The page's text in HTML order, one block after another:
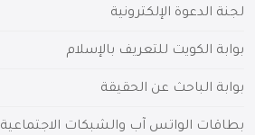
لجنة الدعوة الإلكترونية
بوابة الكويت للتعريف بالإسلام
بوابة الباحث عن الحقيقة
بطاقات الواتس آب والشبكات الاجتماعية